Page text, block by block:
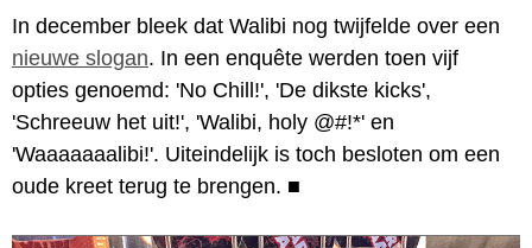
In december bleek dat Walibi nog twijfelde over een
nieuwe slogan. In een enquête werden toen vijf
opties genoemd: 'No Chill!', 'De dikste kicks',
'Schreeuw het uit!', 'Walibi, holy @#!*' en
'Waaaaaaalibi!'. Uiteindelijk is toch besloten om een
oude kreet terug te brengen. ■